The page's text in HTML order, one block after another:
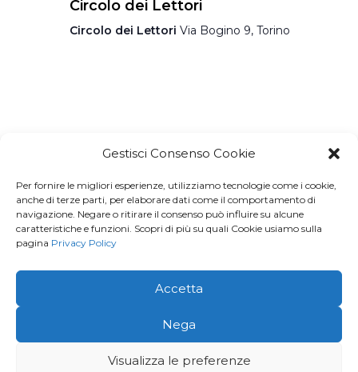
Gestisci Consenso Cookie
Per fornire le migliori esperienze, utilizziamo tecnologie come i cookie,
anche di terze parti, per elaborare dati come il comportamento di
navigazione. Negare o ritirare il consenso può influire su alcune
caratteristiche e funzioni. Scopri di più su quali Cookie usiamo sulla
pagina Privacy Policy
Accetta
Nega
Visualizza le preferenze
Circolo dei Lettori
Circolo dei Lettori Via Bogino 9, Torino
Iscriviti aMacondo Post, la
Newsletter di BuendiaBooks
La voglio!
© 2026 · Buendia Books - P.I 11678260016 | C.F.
MGVFNC86L43L219J |Privacy Policy
Creato e aggiornato con cura daGloweb.it